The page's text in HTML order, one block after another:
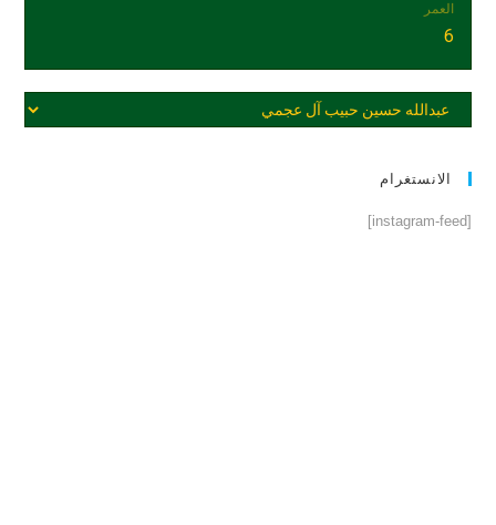
العمر
6
الانستغرام
[instagram-feed]